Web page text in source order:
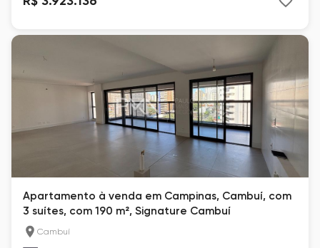
Apartamento à venda em Campinas, Cambuí, com
3 suítes, com 190 m², Signature Cambuí
Cambuí